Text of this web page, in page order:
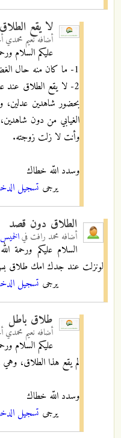
لا يقع
أضافهنعيم محمدي
عليكم السلام
1- ما كان منه حال الغضب الشديد، فهو طلاق باطل.
2- لا يقع الطلاق عند
بحضور شاهدين عدلين،
الغيابي من دون
وأنت لا زلت زوجته.
وسدد اللّه خطاك
يرجى تسجيل
الطلاق دون قصد
أضافه محمد رافت فيالخميس, 29/04/2021 -
السلام عليكم ورحمة
لونزلت عند جدك امك طلاق
يرجى تسجيل
طلاق باطل
أضافه نعيم محمدي
عليكم السلام
لم يقع هذا الطلاق،
وسدد اللّه خطاك
يرجى تسجيل